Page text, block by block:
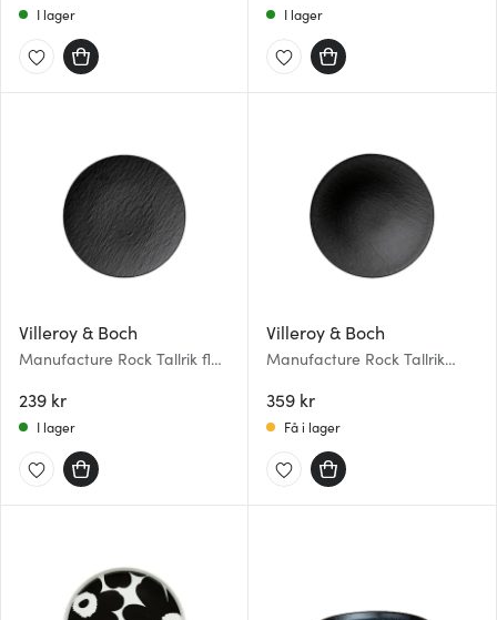
I lager I lager
Villeroy & Boch
Manufacture Rock Tallrik flat
239 kr
I lager
Villeroy & Boch
Manufacture Rock Tallrik
359 kr
Få i lager